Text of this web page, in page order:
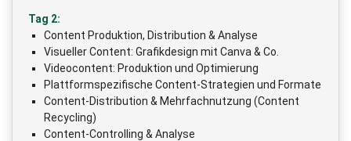
Tag 2:
Content Produktion, Distribution & Analyse
Visueller Content: Grafikdesign mit Canva & Co.
Videocontent: Produktion und Optimierung
Plattformspezifische Content-Strategien und Formate
Content-Distribution & Mehrfachnutzung (Content
Recycling)
Content-Controlling & Analyse